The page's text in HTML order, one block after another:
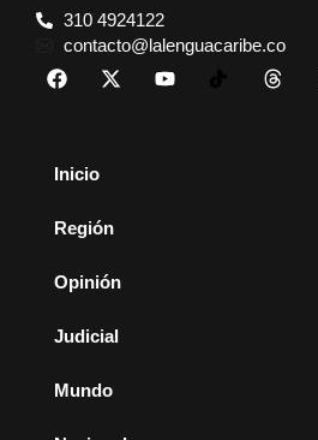
310 4924122
contacto@lalenguacaribe.co
Inicio
Región
Opinión
Judicial
Mundo